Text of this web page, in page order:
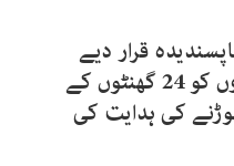
قرار دیے
گئے دو ایرانی سفارت کاروں کو 24 گھنٹوں کے
کی ہدایت کی